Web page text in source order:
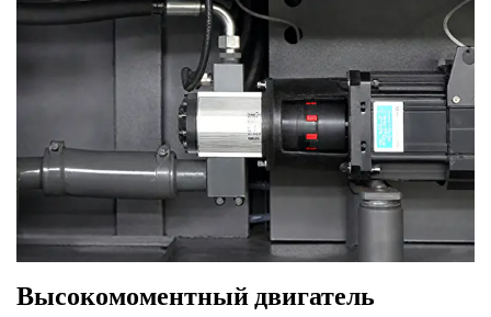
Высокомоментный двигатель